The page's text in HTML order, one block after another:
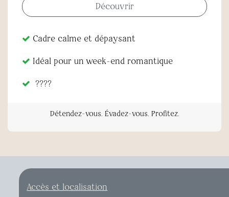
Découvrir
Cadre calme et dépaysant
Idéal pour un week-end romantique
????
Détendez-vous. Évadez-vous. Profitez.​
Accès et localisation